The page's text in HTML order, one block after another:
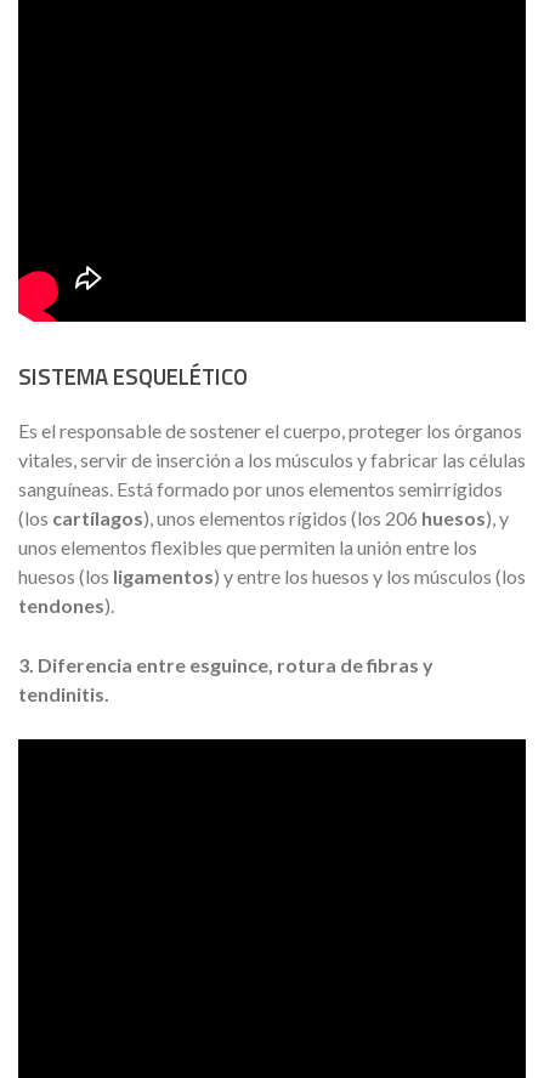
SISTEMA ESQUELÉTICO
Es el responsable de sostener el cuerpo, proteger los órganos
vitales, servir de inserción a los músculos y fabricar las células
sanguíneas. Está formado por unos elementos semirrígidos
(los cartílagos), unos elementos rígidos (los 206 huesos), y
unos elementos flexibles que permiten la unión entre los
huesos (los ligamentos) y entre los huesos y los músculos (los
tendones).
3. Diferencia entre esguince, rotura de fibras y
tendinitis.